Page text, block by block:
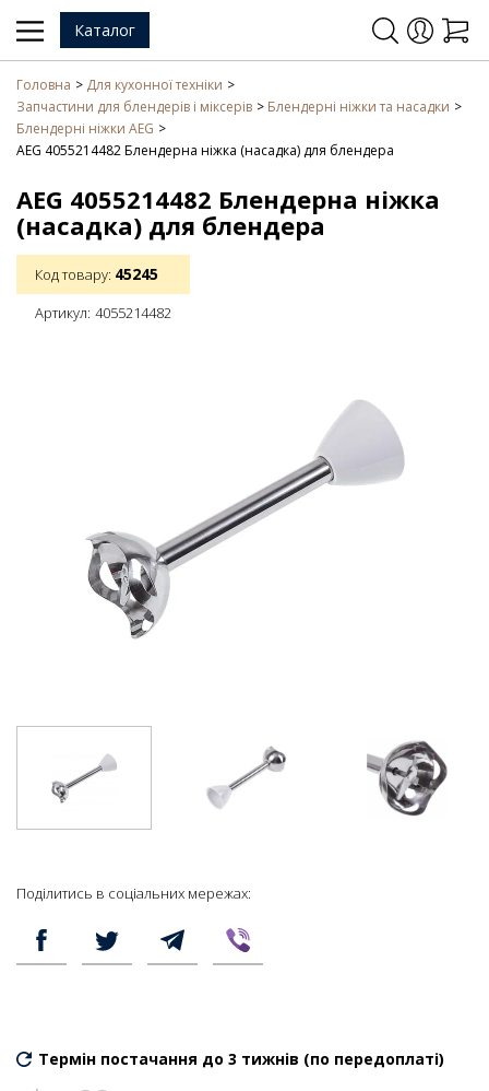
Каталог
Головна
Для кухонної техніки
Запчастини для блендерів і міксерів
Блендерні ніжки та насадки
Блендерні ніжки AEG
AEG 4055214482 Блендерна ніжка (насадка) для блендера
AEG 4055214482 Блендерна ніжка
(насадка) для блендера
Код товару: 45245
Артикул: 4055214482
Поділитись в соціальних мережах:
Термін постачання до 3 тижнів (по передоплаті)